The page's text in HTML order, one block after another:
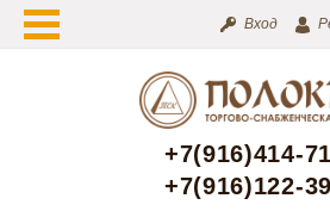
Вход
+7(916)414-
+7(916)122-